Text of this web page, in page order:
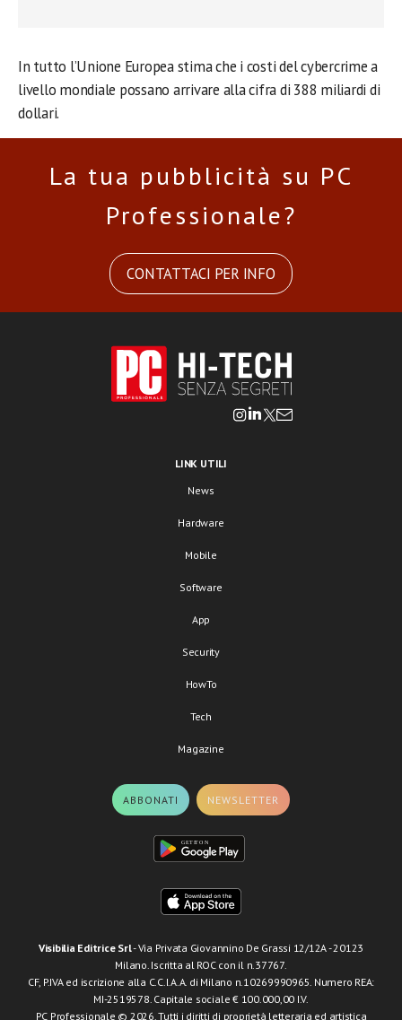
In tutto l’Unione Europea stima che i costi del cybercrime a
livello mondiale possano arrivare alla cifra di 388 miliardi di
dollari.
La tua pubblicità su PC
Professionale?
CONTATTACI PER INFO
LINK UTILI
News
Hardware
Mobile
Software
App
Security
HowTo
Tech
Magazine
ABBONATI NEWSLETTER
Visibilia Editrice Srl- Via Privata Giovannino De Grassi 12/12A - 20123
Milano. Iscritta al ROC con il n.37767.
CF, P.IVA ed iscrizione alla C.C.I.A.A. di Milano n.10269990965. Numero REA:
MI-2519578. Capitale sociale € 100.000,00 I.V.
PC Professionale © 2026. Tutti i diritti di proprietà letteraria ed artistica